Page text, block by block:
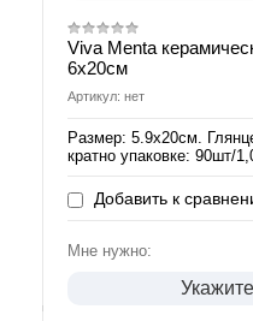
Viva Menta
6х20см
Артикул: нет
Размер: 5.9х20см.
кратно упаковке: 90шт/
Добавить к
Мне нужно: